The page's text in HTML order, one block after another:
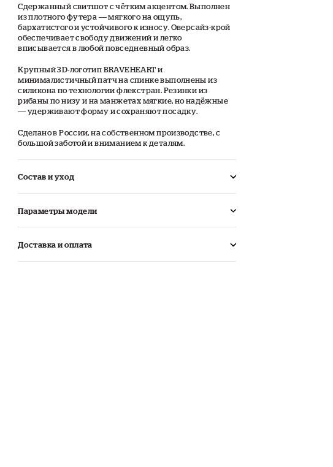
Сдержанный свитшот с чётким акцентом. Выполнен
из плотного футера — мягкого на ощупь,
бархатистого и устойчивого к износу. Оверсайз-крой
обеспечивает свободу движений и легко
вписывается в любой повседневный образ.
Крупный 3D-логотип BRAVEHEART и
минималистичный патч на спинке выполнены из
силикона по технологии флекстран. Резинки из
рибаны по низу и на манжетах мягкие, но надёжные
— удерживают форму и сохраняют посадку.
Сделано в России, на собственном производстве, с
большой заботой и вниманием к деталям.
Состав и уход
Параметры модели
Доставка и оплата